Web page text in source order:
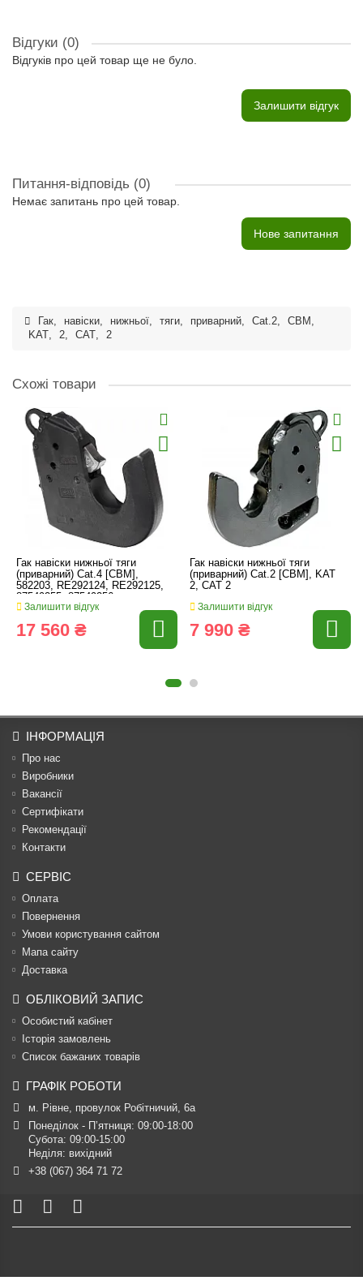
Відгуки (0)
Відгуків про цей товар ще не було.
Залишити відгук
Питання-відповідь (0)
Немає запитань про цей товар.
Нове запитання
Гак, навіски, нижньої, тяги, приварний, Cat.2, CBM ,
KAT , 2, CAT , 2
Схожі товари
Гак навіски нижньої тяги
(приварний) Cat.4 [CBM],
582203, RE292124, RE292125,
87549255, 87549256
Залишити відгук
17 560 ₴
Гак навіски нижньої тяги
(приварний) Cat.2 [CBM], KAT
2, CAT 2
Залишити відгук
7 990 ₴
ІНФОРМАЦІЯ
Про нас
Виробники
Вакансії
Сертифікати
Рекомендації
Контакти
СЕРВІС
Оплата
Повернення
Умови користування сайтом
Мапа сайту
Доставка
ОБЛІКОВИЙ ЗАПИС
Особистий кабінет
Історія замовлень
Список бажаних товарів
ГРАФІК РОБОТИ
м. Рівне, провулок Робітничий, 6а
Понеділок - П’ятниця: 09:00-18:00
Субота: 09:00-15:00
Неділя: вихідний
+38 (067) 364 71 72